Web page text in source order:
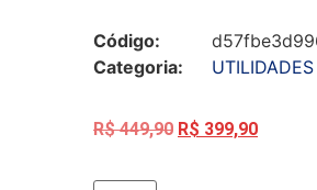
Código:
Categoria:
UTILIDADES
R$449,90 R$ 399,90